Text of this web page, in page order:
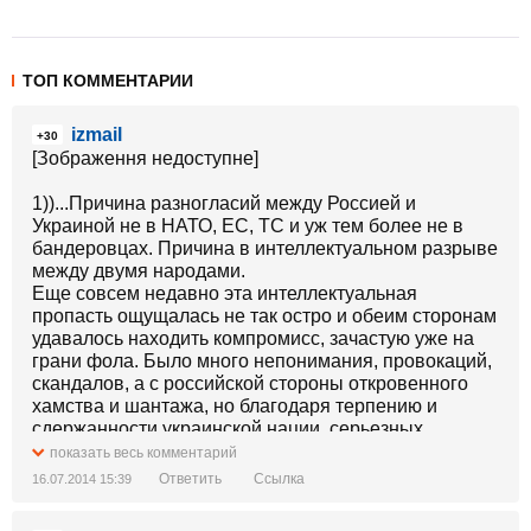
ТОП КОММЕНТАРИИ
+30
izmail
[Зображення недоступне]
1))...Причина разногласий между Россией и
Украиной не в НАТО, ЕС, ТС и уж тем более не в
бандеровцах. Причина в интеллектуальном разрыве
между двумя народами.
Еще совсем недавно эта интеллектуальная
пропасть ощущалась не так остро и обеим сторонам
удавалось находить компромисс, зачастую уже на
грани фола. Было много непонимания, провокаций,
скандалов, а с российской стороны откровенного
хамства и шантажа, но благодаря терпению и
сдержанности украинской нации, серьезных
конфликтов удавалось избежать. Терпение и
сдержанность являются признаками высокого
показать весь комментарий
16.07.2014 15:39 Ответить Ссылка